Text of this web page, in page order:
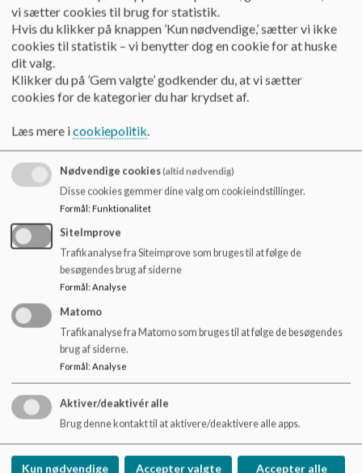
d
læreplan.
Læreplanen er det dokument, som danner rammen for vores
systematiske arbejde med at planlægge, følge op på og
videreudvikle kvaliteten i vores pædagogiske læringsmiljøer.
Læreplanen er endvidere skrevet på en måde, vi håber giver
vi arbejder i Marthagården.
I tillæg til den skrevne læreplan finder du, sammen med
øvrige principper og politikker, små film, der dokumentere
vores pædagogiske praksis her:
https://www.diakonissestiftelsen.dk/marthagaarden
Dokumenter
Marthagårdens pædagogiske læreplan
Evaluering 2020
Marthagården
vi sætter cookies til brug for statistik.
Hvis du klikker på knappen ’Kun nødvendige,’ sætter vi ikke
cookies til statistik – vi benytter dog en cookie for at huske
dit valg.
Klikker du på ’Gem valgte’ godkender du, at vi sætter
cookies for de kategorier du har krydset af.
Læs mere icookiepolitik.
Nødvendige cookies(altid nødvendig)
Disse cookies gemmer dine valg om cookieindstillinger.
Formål: Funktionalitet
SiteImprove
Trafikanalyse fra Siteimprove som bruges til at følge de
besøgendes brug af siderne
Formål : Analyse
Matomo
Trafikanalyse fra Matomo som bruges til at følge de besøgendes
brug af siderne.
Formål: Analyse
Aktiver/deaktivér alle
Brug denne kontakt til at aktivere/deaktivere alle apps.
Kun nødvendige Accepter valgte Accepter alle